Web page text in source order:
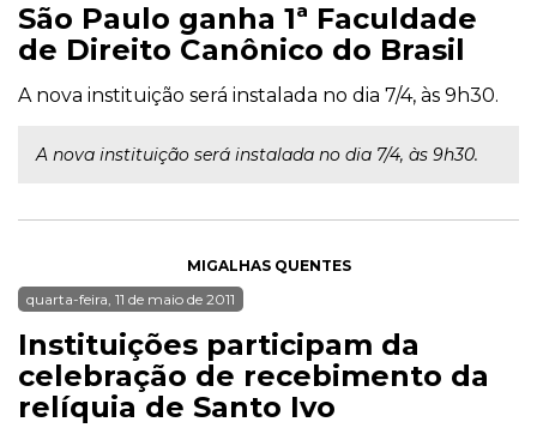
São Paulo ganha 1ª Faculdade
de Direito Canônico do Brasil
A nova instituição será instalada no dia 7/4, às 9h30.
A nova instituição será instalada no dia 7/4, às 9h30.
MIGALHAS QUENTES
quarta-feira, 11 de maio de 2011
Instituições participam da
celebração de recebimento da
relíquia de Santo Ivo